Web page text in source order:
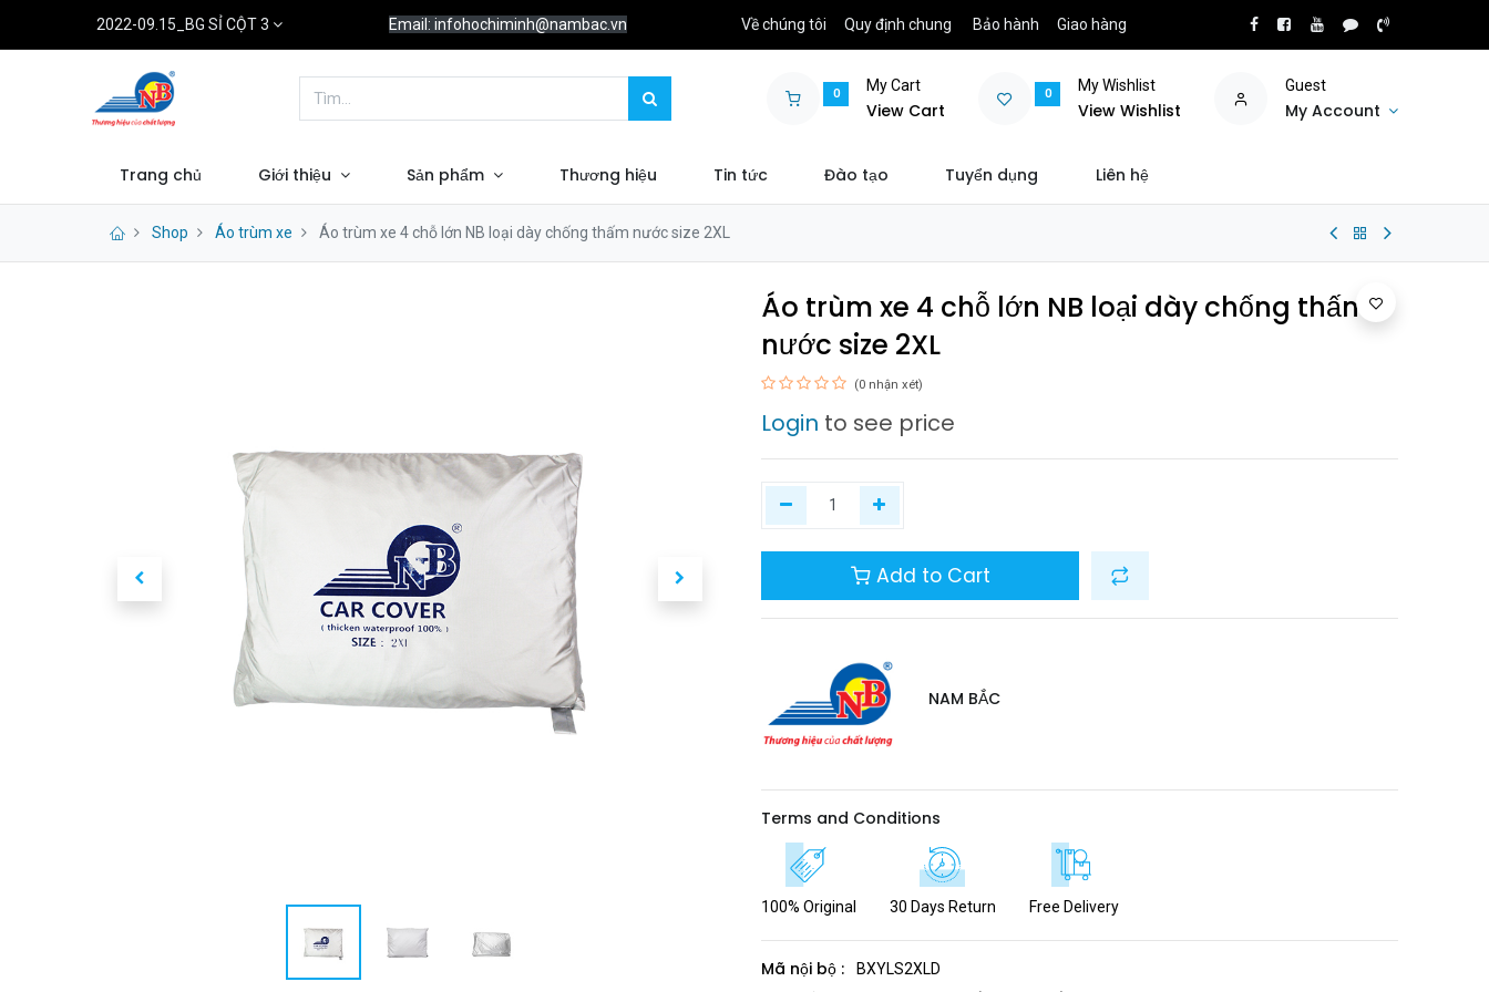
2022-09.15_BG SỈ CỘT 3 Email: infohochiminh@nambac.vn Về chúng tôi Quy định chung Bảo hành Giao hàng
0 My Cart
View Cart
0 My Wishlist
View Wishlist
Guest
My Account
Trang chủ Giới thiệu Sản phẩm Thương hiệu Tin tức Đào tạo Tuyển dụng Liên hệ
Shop Áo trùm xe Áo trùm xe 4 chỗ lớn NB loại dày chống thấm nước size 2XL
Áo trùm xe 4 chỗ lớn NB loại dày chống thấm
nước size 2XL
(0 nhận xét)
Login to see price
Add to Cart
NAM BẮC
Terms and Conditions
100% Original 30 Days Return Free Delivery
Mã nội bộ : BXYLS2XLD